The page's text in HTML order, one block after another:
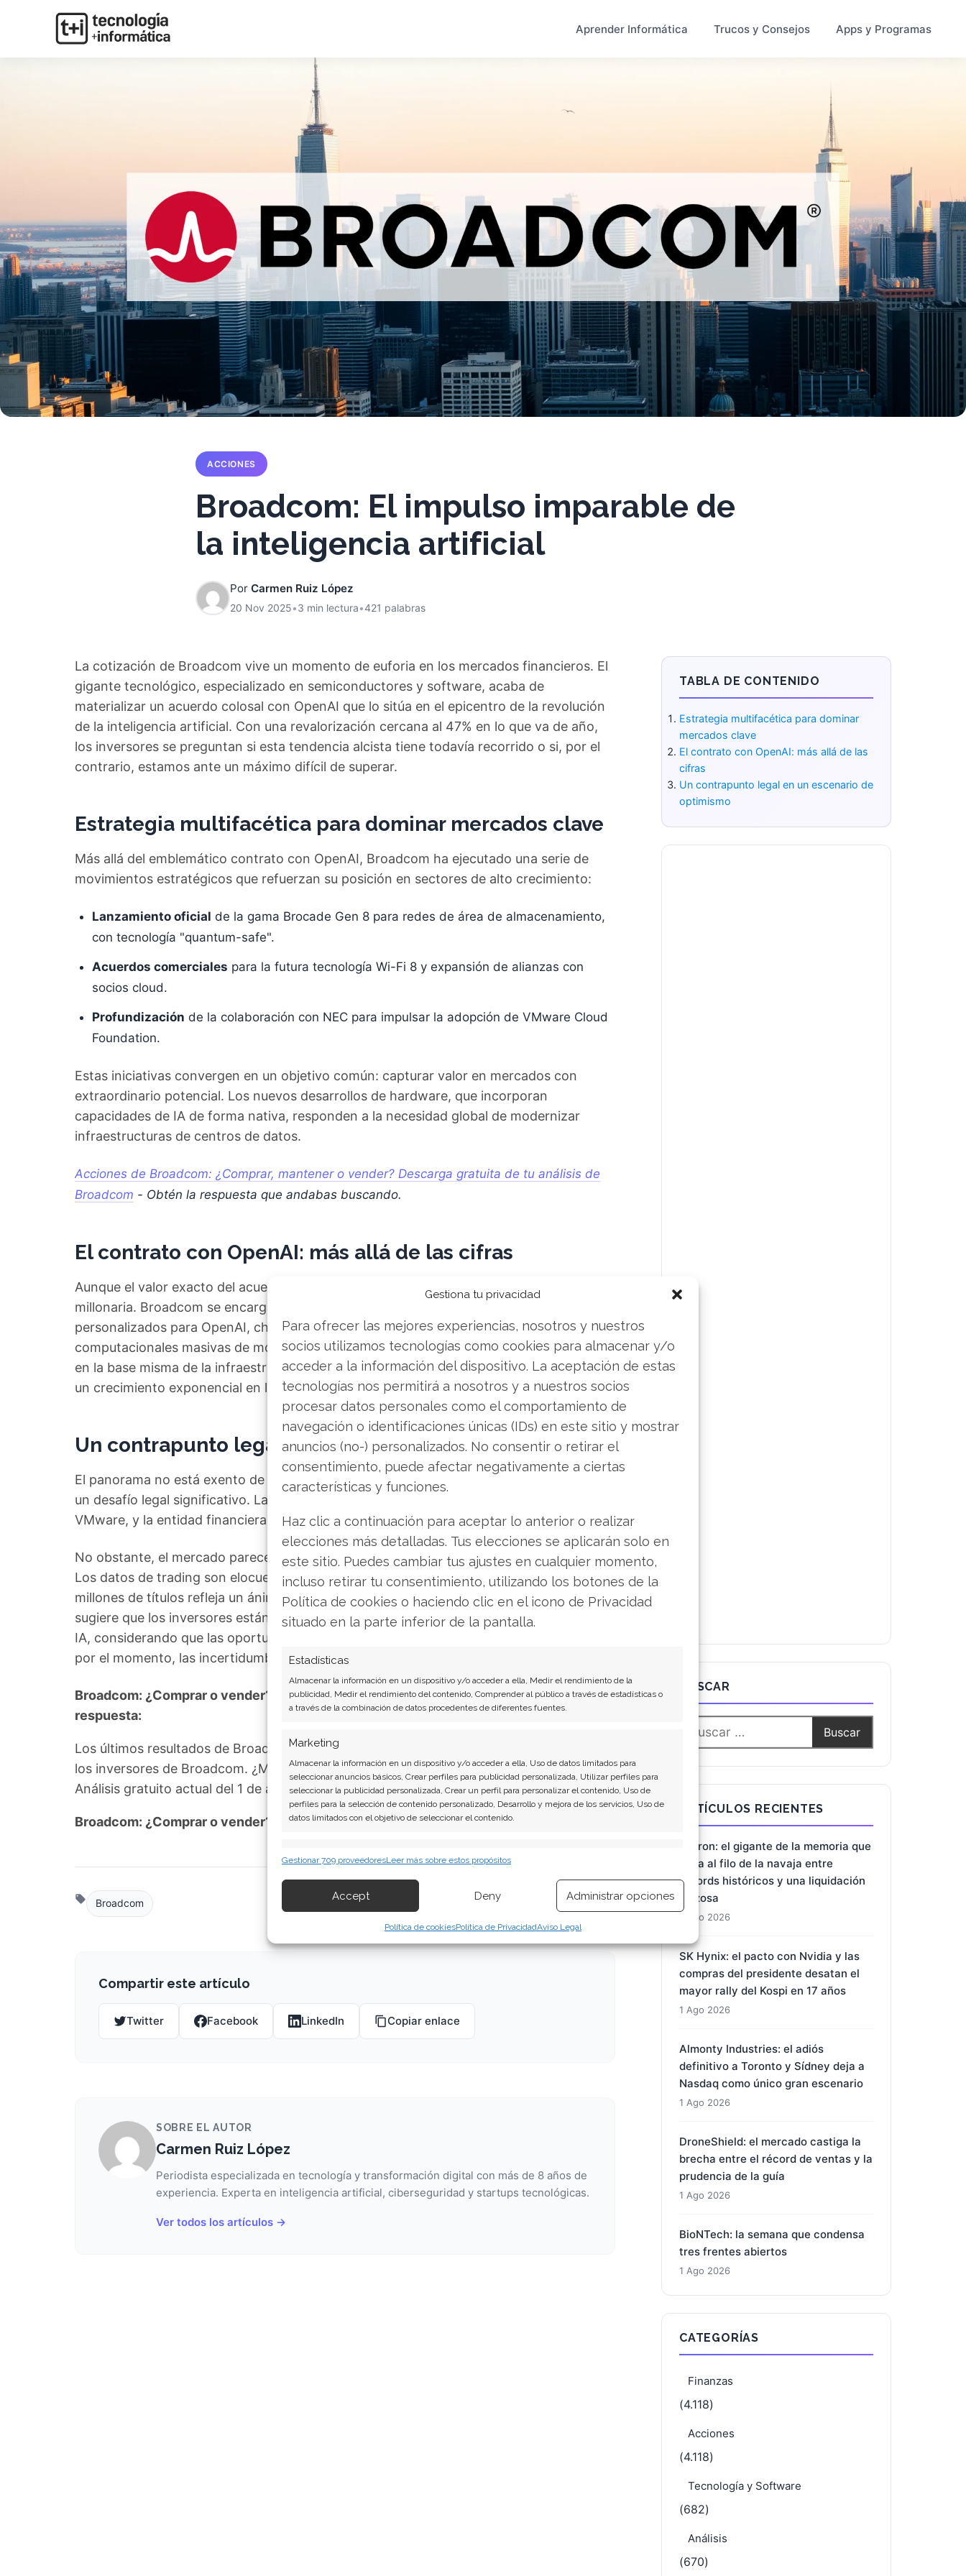
Gestiona tu privacidad
Para ofrecer las mejores experiencias, nosotros y nuestros
socios utilizamos tecnologías como cookies para almacenar y/o
acceder a la información del dispositivo. La aceptación de estas
tecnologías nos permitirá a nosotros y a nuestros socios
procesar datos personales como el comportamiento de
navegación o identificaciones únicas (IDs) en este sitio y mostrar
anuncios (no-) personalizados. No consentir o retirar el
consentimiento, puede afectar negativamente a ciertas
características y funciones.
Haz clic a continuación para aceptar lo anterior o realizar
elecciones más detalladas. Tus elecciones se aplicarán solo en
este sitio. Puedes cambiar tus ajustes en cualquier momento,
incluso retirar tu consentimiento, utilizando los botones de la
Política de cookies o haciendo clic en el icono de Privacidad
situado en la parte inferior de la pantalla.
Estadísticas
Almacenar la información en un dispositivo y/o acceder a ella, Medir el rendimiento de la
publicidad, Medir el rendimiento del contenido, Comprender al público a través de estadísticas o
a través de la combinación de datos procedentes de diferentes fuentes.
Marketing
Almacenar la información en un dispositivo y/o acceder a ella, Uso de datos limitados para
seleccionar anuncios básicos, Crear perfiles para publicidad personalizada, Utilizar perfiles para
seleccionar la publicidad personalizada, Crear un perfil para personalizar el contenido, Uso de
perfiles para la selección de contenido personalizado, Desarrollo y mejora de los servicios, Uso de
datos limitados con el objetivo de seleccionar el contenido.
información transmitida de forma automática.
Garantizar la seguridad, evitar y detectar fraudes, y eliminar
fallos, Ofrecer y presentar publicidad y contenido, Guardar y
Siempre activo
Gestionar 709 proveedoresLeer más sobre estos propósitos
Accept Deny Administrar opciones
Política de cookiesPolítica de PrivacidadAviso Legal
Aprender Informática Trucos y Consejos Apps y Programas
ACCIONES
Broadcom: El impulso imparable de
la inteligencia artificial
Por Carmen Ruiz López
20 Nov 2025•3 min lectura•421 palabras
La cotización de Broadcom vive un momento de euforia en los mercados financieros. El
gigante tecnológico, especializado en semiconductores y software, acaba de
materializar un acuerdo colosal con OpenAI que lo sitúa en el epicentro de la revolución
de la inteligencia artificial. Con una revalorización cercana al 47% en lo que va de año,
los inversores se preguntan si esta tendencia alcista tiene todavía recorrido o si, por el
contrario, estamos ante un máximo difícil de superar.
Estrategia multifacética para dominar mercados clave
Más allá del emblemático contrato con OpenAI, Broadcom ha ejecutado una serie de
movimientos estratégicos que refuerzan su posición en sectores de alto crecimiento:
Lanzamiento oficial de la gama Brocade Gen 8 para redes de área de almacenamiento,
con tecnología "quantum-safe".
Acuerdos comerciales para la futura tecnología Wi-Fi 8 y expansión de alianzas con
socios cloud.
Profundización de la colaboración con NEC para impulsar la adopción de VMware Cloud
Foundation.
Estas iniciativas convergen en un objetivo común: capturar valor en mercados con
extraordinario potencial. Los nuevos desarrollos de hardware, que incorporan
capacidades de IA de forma nativa, responden a la necesidad global de modernizar
infraestructuras de centros de datos.
Acciones de Broadcom: ¿Comprar, mantener o vender? Descarga gratuita de tu análisis de
Broadcom - Obtén la respuesta que andabas buscando.
El contrato con OpenAI: más allá de las cifras
Aunque el valor exacto del acuerdo no se ha hecho público, se trata de una operación
millonaria. Broadcom se encargará del diseño y fabricación de aceleradores de IA
personalizados para OpenAI, chips especializados que satisfacen las demandas
computacionales masivas de modelos como ChatGPT. Esta alianza sitúa a la compañía
en la base misma de la infraestructura de inteligencia artificial, un segmento que anticipa
un crecimiento exponencial en la próxima década.
Un contrapunto legal en un escenario de optimismo
El panorama no está exento de nubes. La demanda interpuesta por Fidelity representa
un desafío legal significativo. La disputa se centra en el acceso a software crítico de
VMware, y la entidad financiera alerta sobre posibles interrupciones en sus servicios.
No obstante, el mercado parece estar restándole importancia a este riesgo inminente.
Los datos de trading son elocuentes: un volumen de operación que supera los 21
millones de títulos refleja un ánimo predominantemente optimista. La tendencia alcista
sugiere que los inversores están premiando la apuesta de Broadcom por el futuro de la
IA, considerando que las oportunidades de crecimiento en este campo empequeñecen,
por el momento, las incertidumbres legales.
Broadcom: ¿Comprar o vender? El nuevo Análisis de Broadcom del 1 de agosto tiene la
respuesta:
Los últimos resultados de Broadcom son contundentes: Acción inmediata requerida para
los inversores de Broadcom. ¿Merece la pena invertir o es momento de vender? En el
Análisis gratuito actual del 1 de agosto descubrirá exactamente qué hacer.
Broadcom: ¿Comprar o vender? ¡Lee más aquí!
Broadcom
Compartir este artículo
Twitter Facebook LinkedIn Copiar enlace
SOBRE EL AUTOR
Carmen Ruiz López
Periodista especializada en tecnología y transformación digital con más de 8 años de
experiencia. Experta en inteligencia artificial, ciberseguridad y startups tecnológicas.
Ver todos los artículos →
TABLA DE CONTENIDO
Estrategia multifacética para
dominar mercados clave
El contrato con OpenAI: más allá de
las cifras
Un contrapunto legal en un
BUSCAR
ARTÍCULOS RECIENTES
Micron: el gigante de la memoria que
baila al filo de la navaja entre
forzosa
1 Ago 2026
SK Hynix: el pacto con Nvidia y las
mayor rally del Kospi en 17 años
1 Ago 2026
Almonty Industries: el adiós
Nasdaq como único gran escenario
1 Ago 2026
DroneShield: el mercado castiga la
prudencia de la guía
1 Ago 2026
CATEGORÍAS
Finanzas
(4.118)
Acciones
(4.118)
Tecnología y Software
(682)